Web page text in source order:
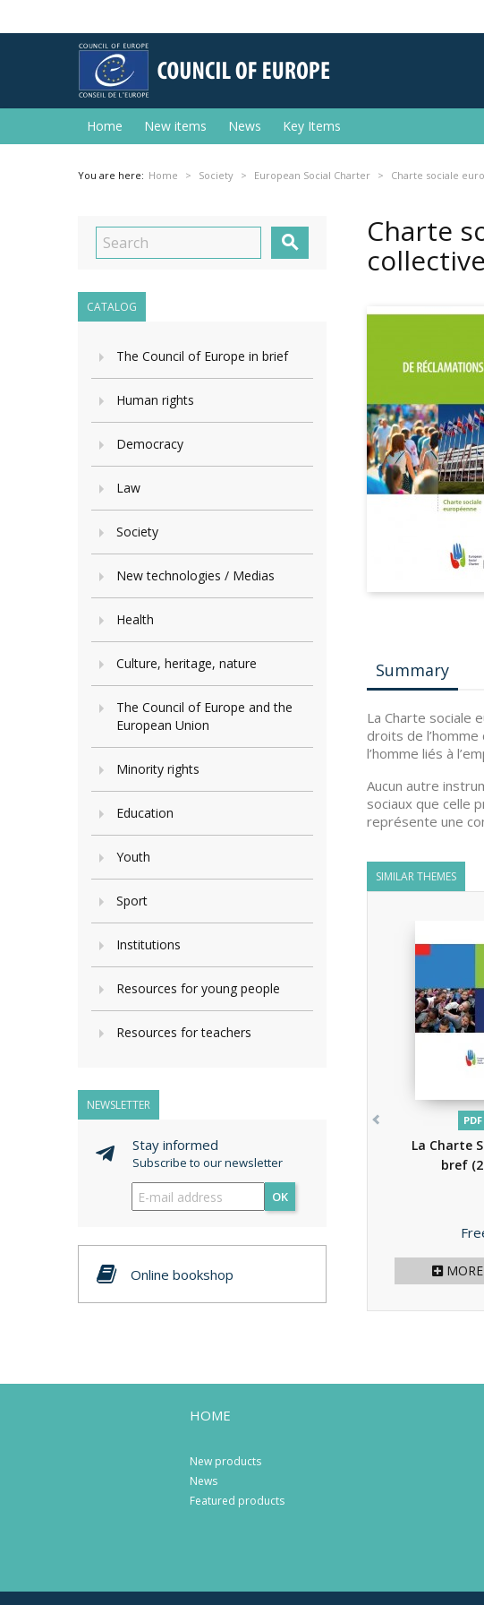
Home New items News Key Items
You are here: Home Society European Social Charter Charte sociale

CATALOG
The Council of Europe in brief
Human rights
Democracy
Law
Society
New technologies / Medias
Health
Culture, heritage, nature
The Council of Europe and the
European Union
Minority rights
Education
Youth
Sport
Institutions
Resources for young people
Resources for teachers
NEWSLETTER
Stay informed
Subscribe to our newsletter
OK
Online bookshop
Charte
Summary
La Charte sociale
droits de
l’homme liés à
Aucun autre
sociaux que celle
représente une
SIMILAR THEMES
PDF
La Charte
bref
HOME
New products
News
Featured products